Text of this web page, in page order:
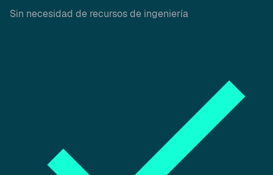
Sin necesidad de recursos de ingeniería